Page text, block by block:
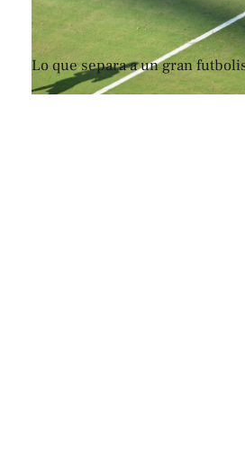
Lo que separa a un gran